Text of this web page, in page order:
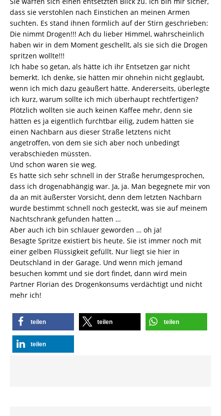
dass sie verstohlen nach Einstichen an meinen Armen
suchten. Es stand ihnen förmlich auf der Stirn geschrieben:
Die nimmt Drogen!!! Ach du lieber Himmel, wahrscheinlich
haben wir in dem Moment geschellt, als sie sich die Drogen
spritzen wollte!!!
Ich habe so getan, als hätte ich ihr Entsetzen gar nicht
bemerkt. Ich denke, sie hätten mir ohnehin nicht geglaubt,
wenn ich mich dazu geäußert hätte. Andererseits, überlegte
ich kurz, warum sollte ich mich überhaupt rechtfertigen?
Plötzlich wollten sie auch keinen Kaffee mehr, denn sie
hätten es ja eigentlich furchtbar eilig, zudem hätten sie
einen Nachbarn aus dieser Straße letztens nicht
angetroffen, von dem sie sich aber noch unbedingt
verabschieden müssten.
Und schon waren sie weg.
Es hatte sich sehr schnell in der Straße herumgesprochen,
dass ich drogenabhängig war. Ja, ja. Man begegnete mir von
da an mit äußerster Vorsicht, denn dem letzten Nachbarn
wurde bestimmt schnell noch gesteckt, was sie auf meinem
Nachtschrank gefunden hatten …
Aber auch ich bin schlauer geworden … oh ja!
Besagte Spritze existiert bis heute. Sie ist immer noch mit
einer gelben Flüssigkeit gefüllt. Nur liegt sie hier in
Deutschland in der Garage. Und wenn mich jemand
besuchen kommt und sie dort findet, dann wird mein
Partner Florian des Drogenkonsums verdächtigt und nicht
mehr ich!
teilen teilen teilen
teilen